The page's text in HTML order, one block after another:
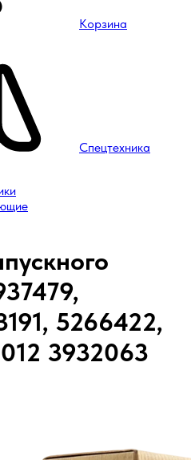
Корзина
Спецтехника
5266422,
3932063